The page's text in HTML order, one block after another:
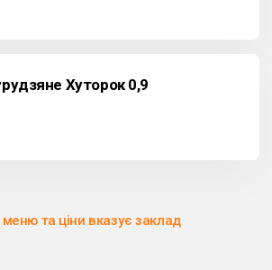
Хуторок 0,9
та ціни вказує заклад